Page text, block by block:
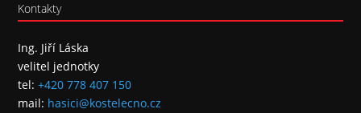
Kontakty
Ing. Jiří Láska
velitel jednotky
tel:+420 778 407 150
mail: hasici@kostelecno.cz